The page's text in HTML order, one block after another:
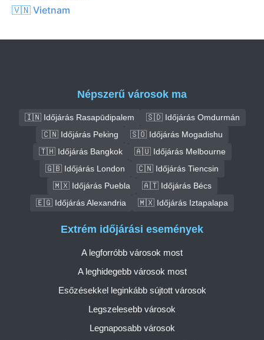
🇻🇳 Vietnam
Népszerű városok ma
🇮🇳 Időjárás Rasapūdipalem
🇸🇩 Időjárás Omdurmán
🇨🇳 Időjárás Peking
🇸🇴 Időjárás Mogadishu
🇹🇭 Időjárás Bangkok
🇦🇺 Időjárás Melbourne
🇬🇧 Időjárás London
🇨🇳 Időjárás Tiencsin
🇲🇽 Időjárás Puebla
🇦🇹 Időjárás Bécs
🇪🇬 Időjárás Alexandria
🇲🇽 Időjárás Iztapalapa
Extrém időjárási események
A legforróbb városok most
A leghidegebb városok most
Esőzésekkel leginkább sújtott városok
Legszelesebb városok
Legnaposabb városok